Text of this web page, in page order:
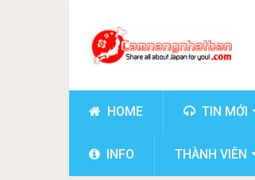
HOME TIN MỚI
INFO THÀNH VIÊN